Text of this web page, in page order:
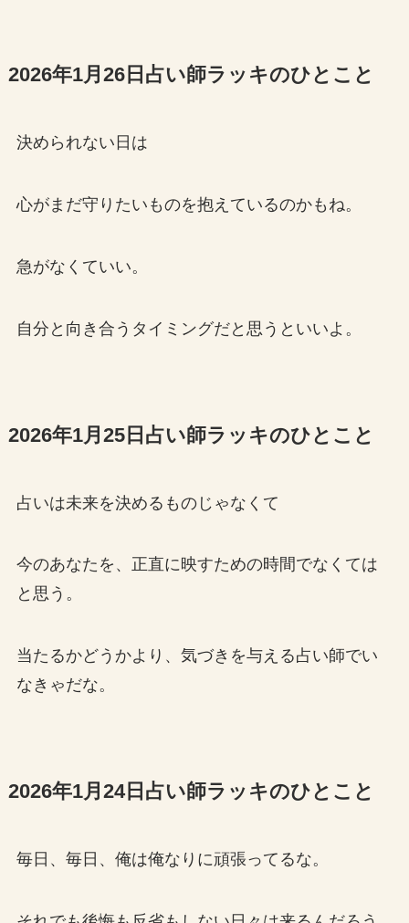
2026年1月26日占い師ラッキのひとこと
決められない日は
心がまだ守りたいものを抱えているのかもね。
急がなくていい。
自分と向き合うタイミングだと思うといいよ。
2026年1月25日占い師ラッキのひとこと
占いは未来を決めるものじゃなくて
今のあなたを、正直に映すための時間でなくては
と思う。
当たるかどうかより、気づきを与える占い師でい
なきゃだな。
2026年1月24日占い師ラッキのひとこと
毎日、毎日、俺は俺なりに頑張ってるな。